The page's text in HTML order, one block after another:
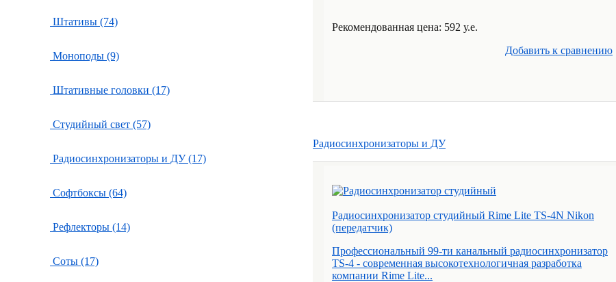
Штативы (74)
Моноподы (9)
Штативные головки (17)
Студийный свет (57)
Радиосинхронизаторы и ДУ (17)
Софтбоксы (64)
Рефлекторы (14)
Соты (17)
Рекомендованная цена: 592 у.е.
Добавить к cравнению
Радиосинхронизаторы и ДУ
Радиосинхронизатор студийный Rime Lite TS-4N Nikon
(передатчик)
Профессиональный 99-ти канальный радиосинхронизатор
TS-4 - современная высокотехнологичная разработка
компании Rime Lite...